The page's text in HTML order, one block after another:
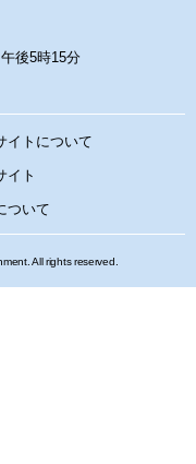
後5時15分
イトについて
イト
ついて
All rights reserved.